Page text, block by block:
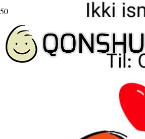
Ikki ismli stiker Sarvara
va Munisa – O’zbek
Stikerlar